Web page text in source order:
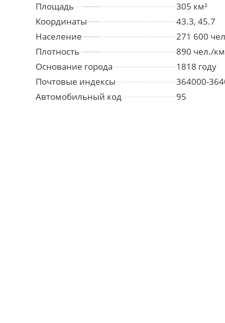
Площадь
305 км²
Координаты
43.3, 45.7
Население
271 600
Плотность
890 чел./
Основание города
1818 году
Почтовые индексы
364000-
Автомобильный код
95